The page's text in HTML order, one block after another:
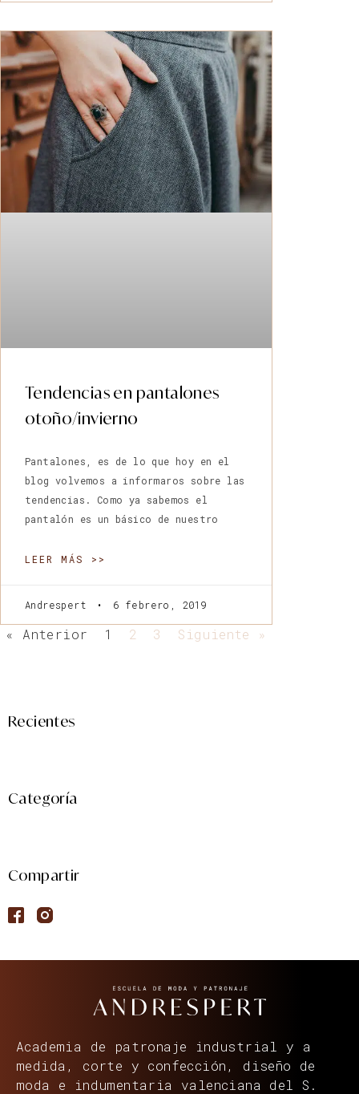
Tendencias en pantalones
otoño/invierno
Pantalones, es de lo que hoy en el
blog volvemos a informaros sobre las
tendencias. Como ya sabemos el
pantalón es un básico de nuestro
LEER MÁS >>
Andrespert 6 febrero, 2019
« Anterior 1 2 3 Siguiente »
Recientes
Categoría
Compartir
Academia de patronaje industrial y a
medida, corte y confección, diseño de
moda e indumentaria valenciana del S.